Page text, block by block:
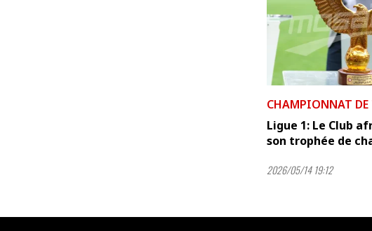
CHAMPIONNAT
Ligue 1: Le Club
son trophée de
2026/05/14 19:12